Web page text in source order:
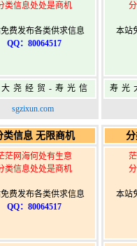
类信息处处是商机
费发布各类供求信息
QQ：80064517
尧经贸-寿光信
免费信息发布网-
sgzixun.com
本站
寿光
类信息 无限商机
茫网海何处有生意
类信息处处是商机
费发布各类供求信息
QQ：80064517
本站